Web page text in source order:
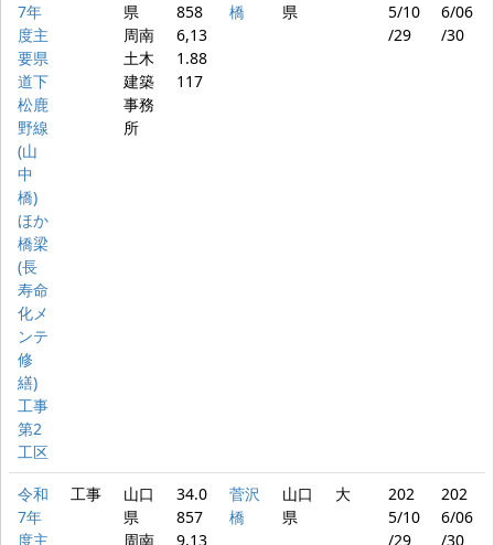
7年
度主
要県
道下
松鹿
野線
(山
中
橋)
ほか
橋梁
(長
寿命
化メ
ンテ
修
繕)
工事
第2
工区
県
周南
土木
建築
事務
所
858
6,13
1.88
117
橋
県
5/10
/29
6/06
/30
令和
7年
度主
工事
山口
県
周南
34.0
857
9,13
菅沢
橋
山口
県
大
202
5/10
/29
202
6/06
/30